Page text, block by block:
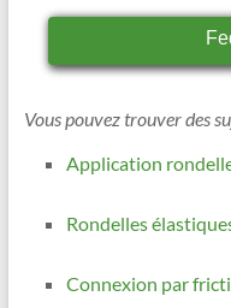
Vous pouvez trouver des
Application
Rondelles
Connexion par